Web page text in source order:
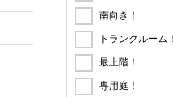
南向き！
トランクルーム！
最上階！
専用庭！